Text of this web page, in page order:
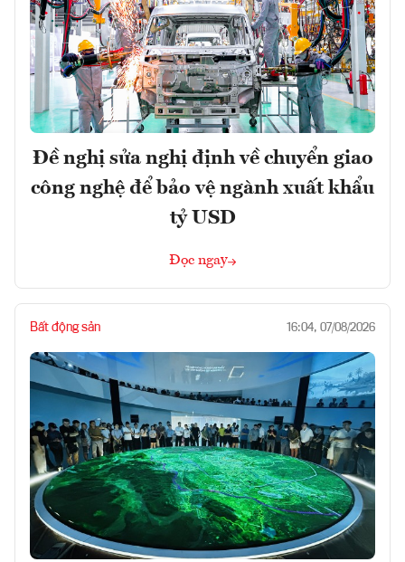
Đề nghị sửa nghị định về chuyển giao
công nghệ để bảo vệ ngành xuất khẩu
tỷ USD
Đọc ngay
Bất động sản 16:04, 07/08/2026